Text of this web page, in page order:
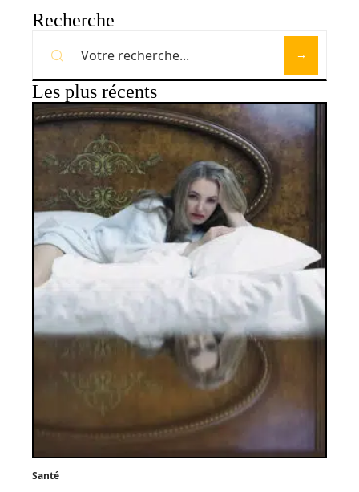
Recherche
Les plus récents
Santé